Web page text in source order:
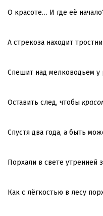
О красоте… И где её
А стрекоза находит
Спешит над мелководьем у
Оставить след, чтобы
Спустя два года, а быть
Порхали в свете утренней
Как с лёгкостью в лесу